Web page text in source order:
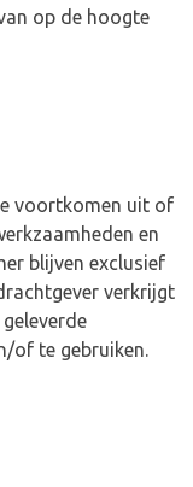
op de hoogte
voortkomen uit of
en
blijven exclusief
verkrijgt
of te gebruiken.